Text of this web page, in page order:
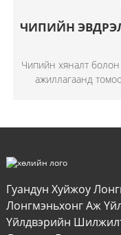
ЧИПИЙН
Чипийн хяналт
ажиллагаанд
Гуандун Хуйжоу
Лонгмэньхонг Аж
Үйлдвэрийн